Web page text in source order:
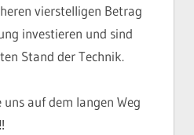
vierstelligen Betrag
investieren und sind
Stand der Technik.
auf dem langen Weg